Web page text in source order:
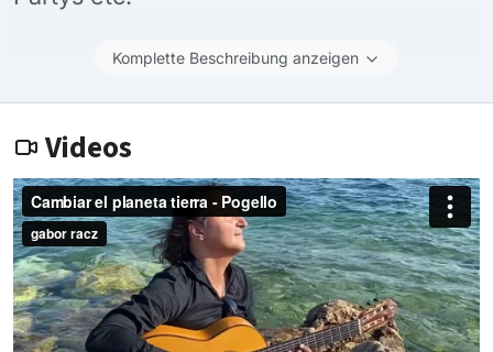
Komplette Beschreibung anzeigen
Videos